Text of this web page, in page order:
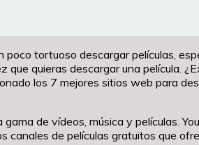
tortuoso descargar películas,
quieras descargar una película.
los 7 mejores sitios web para
de vídeos, música y películas.
de películas gratuitos que